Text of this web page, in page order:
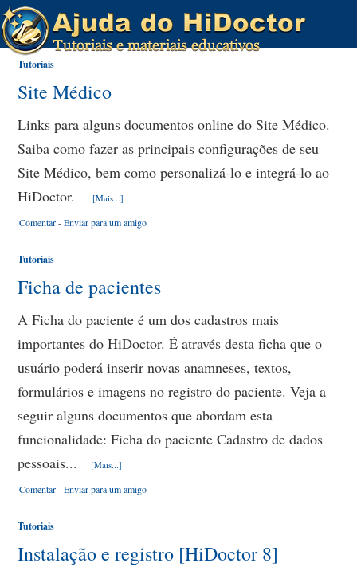
Tutoriais
Site Médico
Links para alguns documentos online do Site Médico.
Saiba como fazer as principais configurações de seu
Site Médico, bem como personalizá-lo e integrá-lo ao
HiDoctor.
[Mais...]
Comentar-Enviar para um amigo
Tutoriais
Ficha de pacientes
A Ficha do paciente é um dos cadastros mais
importantes do HiDoctor. É através desta ficha que o
usuário poderá inserir novas anamneses, textos,
formulários e imagens no registro do paciente. Veja a
seguir alguns documentos que abordam esta
funcionalidade: Ficha do paciente Cadastro de dados
pessoais...
[Mais...]
Comentar-Enviar para um amigo
Tutoriais
Instalação e registro [HiDoctor 8]